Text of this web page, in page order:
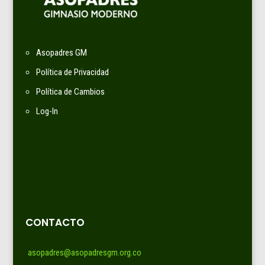
Asopadres GM
Política de Privacidad
Política de Cambios
Log-In
CONTACTO
asopadres@asopadresgm.org.co